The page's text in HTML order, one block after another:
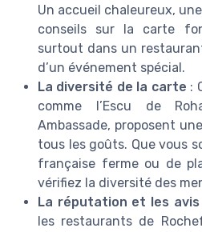
Un accueil chaleureux,
conseils sur la carte
surtout dans un
d’un événement spécial.
La diversité de la carte :
comme l’Escu de
Ambassade, proposent
tous les goûts. Que vous
française ferme ou de
vérifiez la diversité des
La réputation et les avis
les restaurants de